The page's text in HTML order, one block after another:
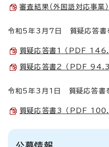
審査結果（外国語対応事
令和5年3月7日 質疑応答書を
質疑応答書1 （PDF
質疑応答書2 （PDF
令和5年3月1日 質疑応答書を
質疑応答書3 （PDF